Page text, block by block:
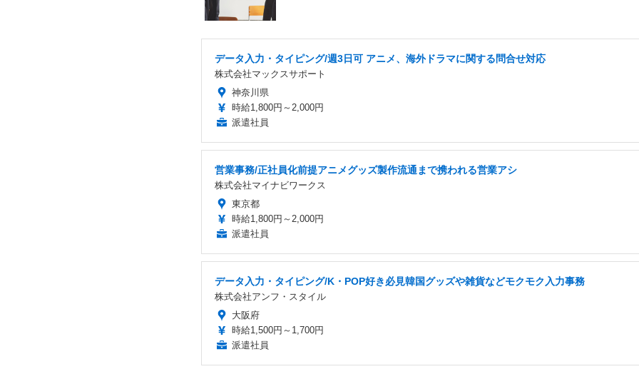
データ入力・タイピング/週3日可 アニメ、海外ドラマに関する問合せ対応
株式会社マックスサポート
神奈川県
時給1,800円～2,000円
派遣社員
営業事務/正社員化前提アニメグッズ製作流通まで携われる営業アシ
株式会社マイナビワークス
東京都
時給1,800円～2,000円
派遣社員
データ入力・タイピング/K・POP好き必見韓国グッズや雑貨などモクモク入力事務
株式会社アンフ・スタイル
大阪府
時給1,500円～1,700円
派遣社員